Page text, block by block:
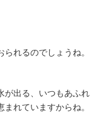
れるのでしょうね。
が出る、いつもあふれ
れていますからね。